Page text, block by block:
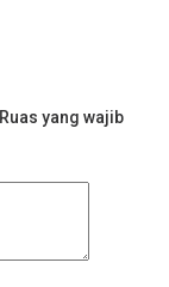
Ruas yang wajib